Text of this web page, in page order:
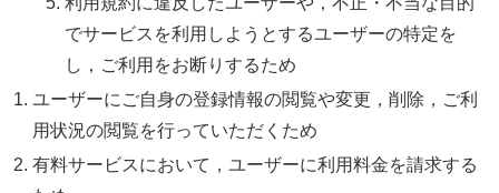
でサービスを利用しようとするユーザーの特定を
し，ご利用をお断りするため
ユーザーにご自身の登録情報の閲覧や変更，削除，ご利
用状況の閲覧を行っていただくため
有料サービスにおいて，ユーザーに利用料金を請求する